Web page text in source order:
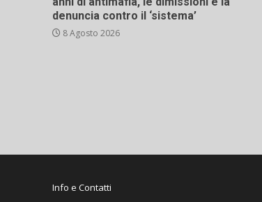
denuncia contro il ‘sistema’
8 Agosto 2026
Info e Contatti